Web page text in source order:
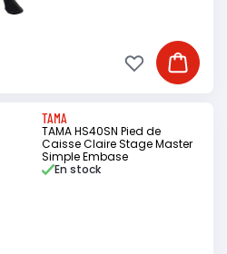
Ajouter
Ajouter à ma
TAMA
TAMA HS40SN Pied de
Caisse Claire Stage Master
Simple Embase
En stock